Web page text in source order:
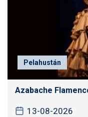
Pelahustán
Azabache
13-08-2026